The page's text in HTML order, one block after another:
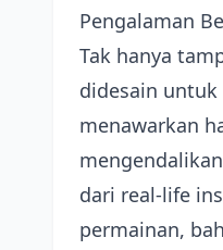
Pengalaman
Tak hanya
didesain
menawarkan
dari real-life
permainan,